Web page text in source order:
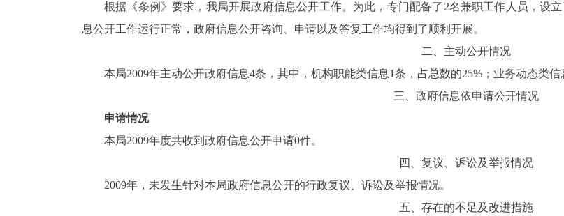
根据《条例》要求，我局开展政府信息公开工作。为此，专门配备了2名兼职工作人员，设
息公开工作运行正常，政府信息公开咨询、申请以及答复工作均得到了顺利开展。
二、主动公开情况
本局2009年主动公开政府信息4条，其中，机构职能类信息1条，占总数的25%；业务动态类信
三、政府信息依申请公开情况
申请情况
本局2009年度共收到政府信息公开申请0件。
四、复议、诉讼及举报情况
2009年，未发生针对本局政府信息公开的行政复议、诉讼及举报情况。
五、存在的不足及改进措施